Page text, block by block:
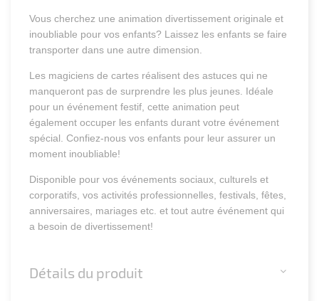
Vous cherchez une animation divertissement originale et
inoubliable pour vos enfants? Laissez les enfants se faire
transporter dans une autre dimension.
Les magiciens de cartes réalisent des astuces qui ne
manqueront pas de surprendre les plus jeunes. Idéale
pour un événement festif, cette animation peut
également occuper les enfants durant votre événement
spécial. Confiez-nous vos enfants pour leur assurer un
moment inoubliable!
Disponible pour vos événements sociaux, culturels et
corporatifs, vos activités professionnelles, festivals, fêtes,
anniversaires, mariages etc. et tout autre événement qui
a besoin de divertissement!
Détails du produit